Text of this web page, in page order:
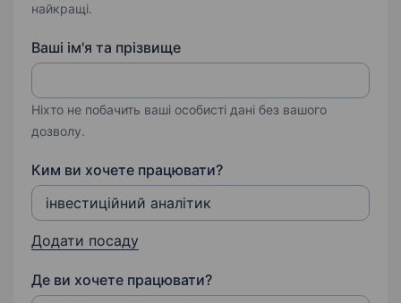
найкращі.
Ваші ім'я та прізвище
Ніхто не побачить ваші особисті дані без вашого
дозволу.
Ким ви хочете працювати?
Додати посаду
Де ви хочете працювати?